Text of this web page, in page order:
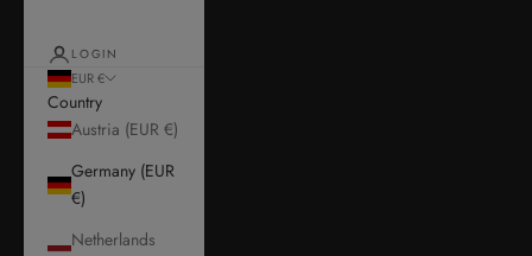
LOGIN
EUR €
Country
Austria (EUR €)
Germany (EUR
€)
Netherlands